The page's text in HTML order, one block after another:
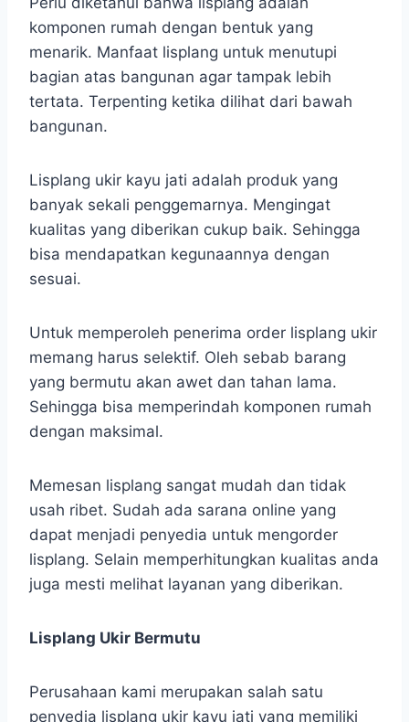
komponen rumah dengan bentuk yang
menarik. Manfaat lisplang untuk menutupi
bagian atas bangunan agar tampak lebih
tertata. Terpenting ketika dilihat dari bawah
bangunan.
Lisplang ukir kayu jati adalah produk yang
banyak sekali penggemarnya. Mengingat
kualitas yang diberikan cukup baik. Sehingga
bisa mendapatkan kegunaannya dengan
sesuai.
Untuk memperoleh penerima order lisplang ukir
memang harus selektif. Oleh sebab barang
yang bermutu akan awet dan tahan lama.
Sehingga bisa memperindah komponen rumah
dengan maksimal.
Memesan lisplang sangat mudah dan tidak
usah ribet. Sudah ada sarana online yang
dapat menjadi penyedia untuk mengorder
lisplang. Selain memperhitungkan kualitas anda
juga mesti melihat layanan yang diberikan.
Lisplang Ukir Bermutu
Perusahaan kami merupakan salah satu
penyedia lisplang ukir kayu jati yang memiliki